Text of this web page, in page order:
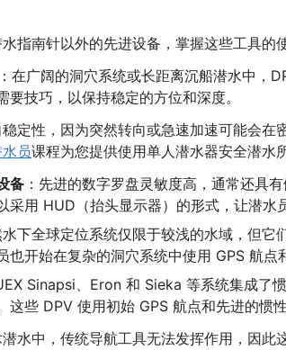
指南针以外的先进设备，掌握这些工具的
：在广阔的洞穴系统或长距离沉船潜水中，
要技巧，以保持稳定的方位和深度。
定性，因为突然转向或急速加速可能会在
员课程为您提供使用单人潜水器安全潜水
备：先进的数字罗盘灵敏度高，通常还具
采用 HUD（抬头显示器）的形式，让潜水
下全球定位系统仅限于较浅的水域，但它
也开始在复杂的洞穴系统中使用 GPS 航点
Sinapsi、Eron 和 Sieka 等系统集成了
这些 DPV 使用初始 GPS 航点和先进的惯
水中，传统导航工具无法发挥作用，因此